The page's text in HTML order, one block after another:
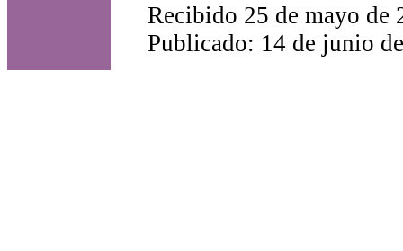
Recibido 25 de mayo de
Publicado: 14 de junio